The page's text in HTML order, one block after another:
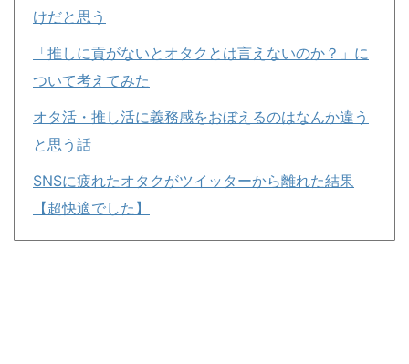
けだと思う
「推しに貢がないとオタクとは言えないのか？」に
ついて考えてみた
オタ活・推し活に義務感をおぼえるのはなんか違う
と思う話
SNSに疲れたオタクがツイッターから離れた結果
【超快適でした】